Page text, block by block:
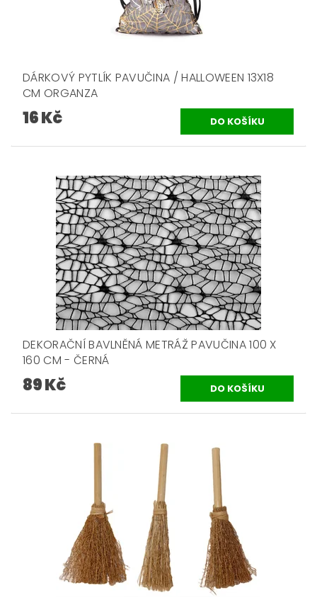
DÁRKOVÝ PYTLÍK PAVUČINA / HALLOWEEN 13X18
CM ORGANZA
16 Kč
DEKORAČNÍ BAVLNĚNÁ METRÁŽ PAVUČINA 100 X
160 CM - ČERNÁ
89 Kč